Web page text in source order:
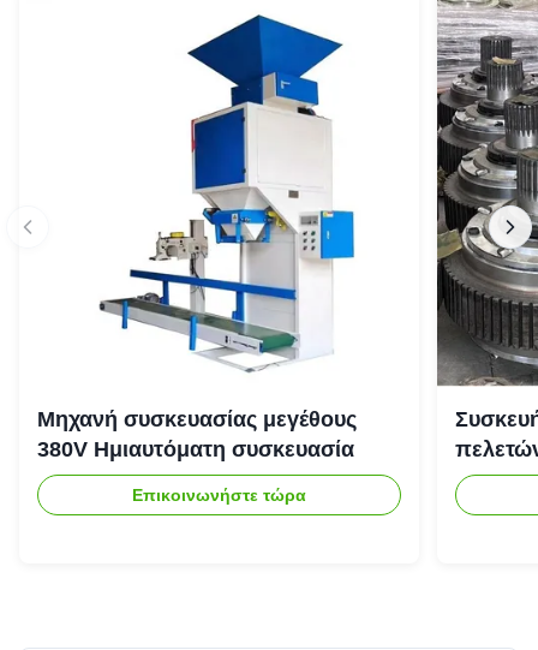
Μηχανή συσκευασίας μεγέθους
380V Ημιαυτόματη συσκευασία
Επικοινωνήστε τώρα